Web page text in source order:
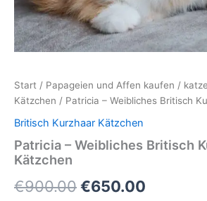
Start / Papageien und Affen kaufen /
Kätzchen / Patricia – Weibliches Britisch
Britisch Kurzhaar Kätzchen
Patricia – Weibliches Britisch
Kätzchen
€900.00Ursprünglicher
€650.00